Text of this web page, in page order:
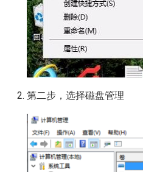
第二步，选择磁盘管理